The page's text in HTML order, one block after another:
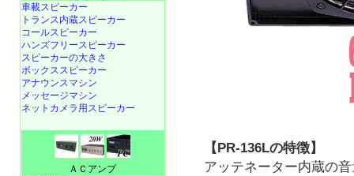
【PR-136Lの特徴】
アッテネーター内蔵の
車載スピーカー
トランス内蔵スピーカー
コールスピーカー
ハンズフリースピーカー
スピーカーの大きさ
ボックススピーカー
アナウンスマシン
メッセージマシン
ネットカメラ用スピーカー
ＡＣアンプ